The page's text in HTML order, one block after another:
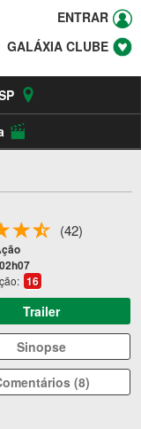
ENTRAR
GALÁXIA CLUBE
(42)
02h07
16
Trailer
Sinopse
(8)